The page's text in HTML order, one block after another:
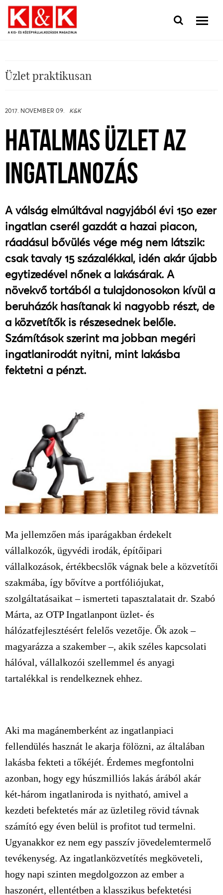
Üzlet praktikusan
2017. NOVEMBER 09. K&K
HATALMAS ÜZLET AZ
INGATLANOZÁS
A válság elmúltával nagyjából évi 150 ezer
ingatlan cserél gazdát a hazai piacon,
ráadásul bővülés vége még nem látszik:
csak tavaly 15 százalékkal, idén akár újabb
egytizedével nőnek a lakásárak. A
növekvő tortából a tulajdonosokon kívül a
beruházók hasítanak ki nagyobb részt, de
a közvetítők is részesednek belőle.
Számítások szerint ma jobban megéri
ingatlanirodát nyitni, mint lakásba
fektetni a pénzt.
Ma jellemzően más iparágakban érdekelt
vállalkozók, ügyvédi irodák, építőipari
vállalkozások, értékbecslők vágnak bele a közvetítői
szakmába, így bővítve a portfóliójukat,
szolgáltatásaikat – ismerteti tapasztalatait dr. Szabó
Márta, az OTP Ingatlanpont üzlet- és
hálózatfejlesztésért felelős vezetője. Ők azok –
magyarázza a szakember –, akik széles kapcsolati
hálóval, vállalkozói szellemmel és anyagi
tartalékkal is rendelkeznek ehhez.
Aki ma magánemberként az ingatlanpiaci
fellendülés hasznát le akarja fölözni, az általában
lakásba fekteti a tőkéjét. Érdemes megfontolni
azonban, hogy egy húszmilliós lakás árából akár
két-három ingatlaniroda is nyitható, amivel a
kezdeti befektetés már az üzletileg rövid távnak
számító egy éven belül is profitot tud termelni.
Ugyanakkor ez nem egy passzív jövedelemtermelő
tevékenység. Az ingatlanközvetítés megköveteli,
hogy napi szinten megdolgozzon az ember a
haszonért, ellentétben a klasszikus befektetési